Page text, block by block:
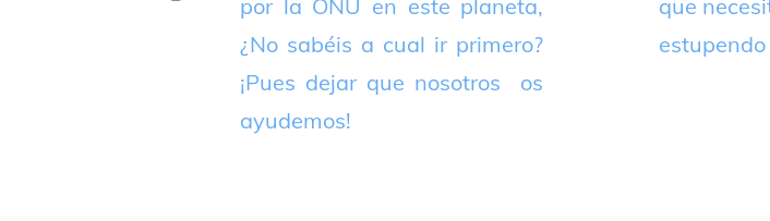
por la ONU en este planeta,
¿No sabéis a cual ir primero?
¡Pues dejar que nosotros os
ayudemos!
que
estupendo